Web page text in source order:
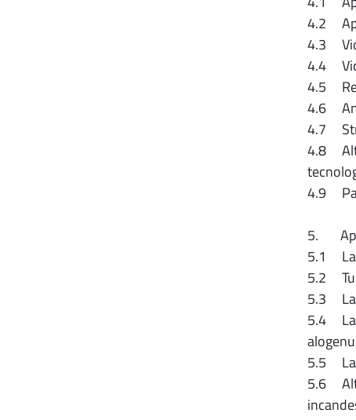
4.2
4.3
4.4
4.5
4.6
4.7
4.8
4.9
5.
5.1
5.2
5.3
5.4
5.5
5.6